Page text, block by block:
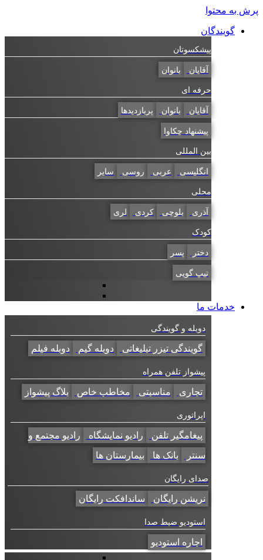
به محتوا
گویندگان
پیشکسوتان
بانوان
حرفه ای
بانوان پربازدیدها
پیشنهاد چکاوا
بین المللی
انگلیسی عربی روسی سایر
محلی
بلوچی کردی لری
کودک
پسر
تیپ گویی
خدمات ما
دوبله و گویندگی
گویندگی تیزر تبلیغاتی دوبله گیم دوبله فیلم
پیشواز تلفن همراه
تجاری مناسبتی مخاطب خاص بلاگ پیشواز
اپراتوری
پیغامگیر تلفن رادیو نمایشگاه رادیو مجتمع و
سنتر بانک ها بیمارستان ها
صدای رایگان
نریشن رایگان ساندافکت رایگان
استودیو ضبط صدا
اجاره استودیو